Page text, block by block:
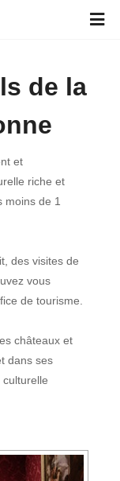
de la
et
riche et
moins de 1
des visites de
vous
de tourisme.
châteaux et
dans ses